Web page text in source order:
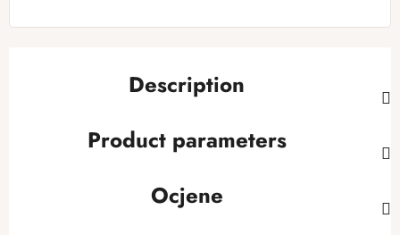
Description
Product parameters
Ocjene